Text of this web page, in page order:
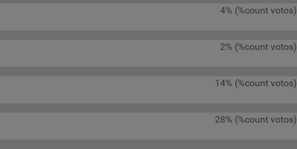
4% (%count votos)
2% (%count votos)
14% (%count votos)
28% (%count votos)